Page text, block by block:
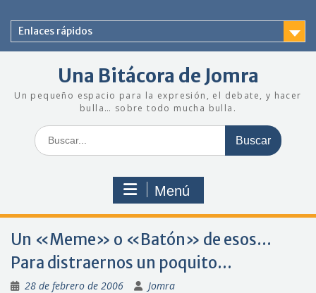
contenido
Enlaces rápidos
Una Bitácora de Jomra
Un pequeño espacio para la expresión, el debate, y hacer
bulla… sobre todo mucha bulla.
Buscar:
Menú
Un «Meme» o «Batón» de esos…
Para distraernos un poquito…
28 de febrero de 2006 Jomra